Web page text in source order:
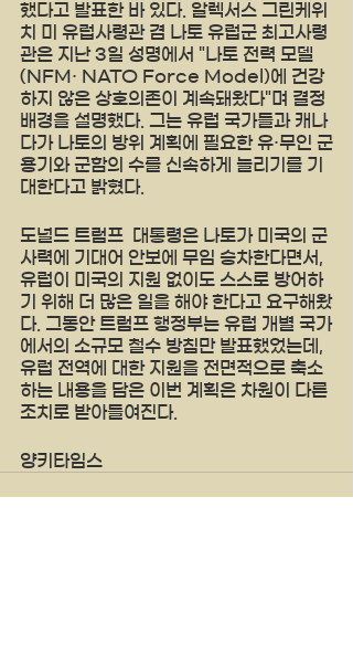
했다고 발표한 바 있다. 알렉서스 그린케위
치 미 유럽사령관 겸 나토 유럽군 최고사령
관은 지난 3일 성명에서 "나토 전력 모델
(NFM· NATO Force Model)에 건강
하지 않은 상호의존이 계속돼왔다"며 결정
배경을 설명했다. 그는 유럽 국가들과 캐나
다가 나토의 방위 계획에 필요한 유·무인 군
용기와 군함의 수를 신속하게 늘리기를 기
대한다고 밝혔다.
도널드 트럼프  대통령은 나토가 미국의 군
사력에 기대어 안보에 무임 승차한다면서,
유럽이 미국의 지원 없이도 스스로 방어하
기 위해 더 많은 일을 해야 한다고 요구해왔
다. 그동안 트럼프 행정부는 유럽 개별 국가
에서의 소규모 철수 방침만 발표했었는데,
유럽 전역에 대한 지원을 전면적으로 축소
하는 내용을 담은 이번 계획은 차원이 다른
조치로 받아들여진다.
양키타임스